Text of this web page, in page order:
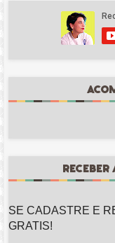
SE CADASTRE E
GRATIS!